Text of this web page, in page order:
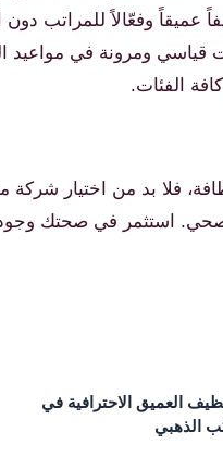
وفعّالاً للمراتب دون
ومرونة في مواعيد
الفئات.
فلا بد من اختيار شركة
استثمر في صحتك
العميق الاحترافية في
الذهبي